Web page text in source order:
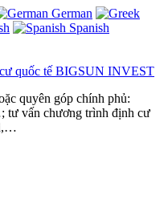
German
Spanish
quốc tế BIGSUN INVEST
quyên góp chính phủ:
tư vấn chương trình định cư